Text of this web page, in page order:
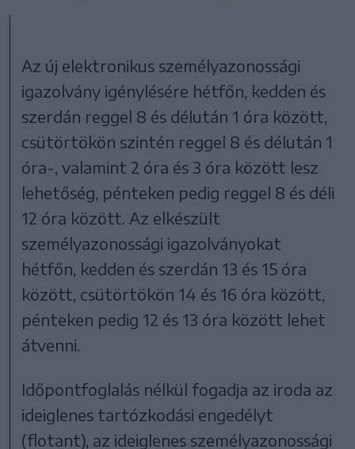
Az új elektronikus személyazonossági
igazolvány igénylésére hétfőn, kedden és
szerdán reggel 8 és délután 1 óra között,
csütörtökön szintén reggel 8 és délután 1
óra-, valamint 2 óra és 3 óra között lesz
lehetőség, pénteken pedig reggel 8 és déli
12 óra között. Az elkészült
személyazonossági igazolványokat
hétfőn, kedden és szerdán 13 és 15 óra
között, csütörtökön 14 és 16 óra között,
pénteken pedig 12 és 13 óra között lehet
átvenni.
Időpontfoglalás nélkül fogadja az iroda az
ideiglenes tartózkodási engedélyt
(flotant), az ideiglenes személyazonossági